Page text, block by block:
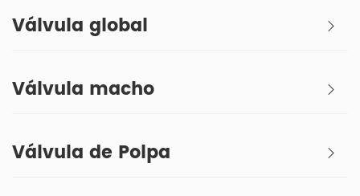
Válvula global
Válvula macho
Válvula de Polpa